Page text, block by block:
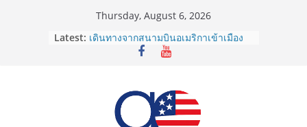
Thursday, August 6, 2026
Latest: เดินทางจากสนามบินอเมริกาเข้าเมือง
2026: LAX, JFK, SFO ไปยังไงดี?
ประเทศต้องรู้
ซิมการ์ดอเมริกา 2026: ใช้ยี่ห้อไหนดี
ที่สุด? เปรียบเทียบครบจบในบทความ